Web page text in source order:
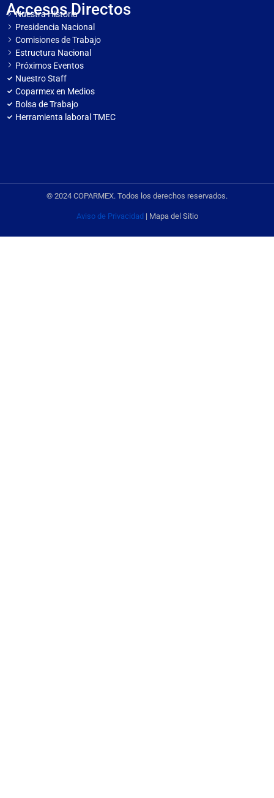
Accesos Directos
Nuestra Historia
Presidencia Nacional
Comisiones de Trabajo
Estructura Nacional
Próximos Eventos
Nuestro Staff
Coparmex en Medios
Bolsa de Trabajo
Herramienta laboral TMEC
© 2024 COPARMEX. Todos los derechos reservados.
Aviso de Privacidad| Mapa del Sitio